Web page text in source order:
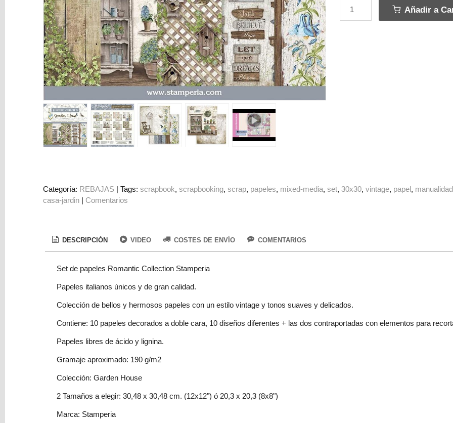
Herramientas
3D
Liquidación
Scrapbooking
Resinas
Tarjeta
Regalo
Figuras
DIY
DECORACION
Carrito
compra
Añadir a
Categoría: REBAJAS |Tags:scrapbook scrapbooking scrap papeles mixed-media set 30x30 vintage papel
casa-jardin | Comentarios
DESCRIPCIÓN VIDEO COSTES DE ENVÍO COMENTARIOS
Set de papeles Romantic Collection Stamperia
Papeles italianos únicos y de gran calidad.
Colección de bellos y hermosos papeles con un estilo vintage y tonos suaves y delicados.
Contiene: 10 papeles decorados a doble cara, 10 diseños diferentes + las dos contraportadas con elementos para
Papeles libres de ácido y lignina.
Gramaje aproximado: 190 g/m2
Colección: Garden House
2 Tamaños a elegir: 30,48 x 30,48 cm. (12x12") ó 20,3 x 20,3 (8x8")
Marca: Stamperia